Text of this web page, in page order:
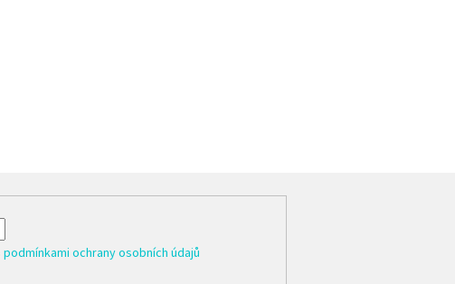
podmínkami ochrany osobních údajů